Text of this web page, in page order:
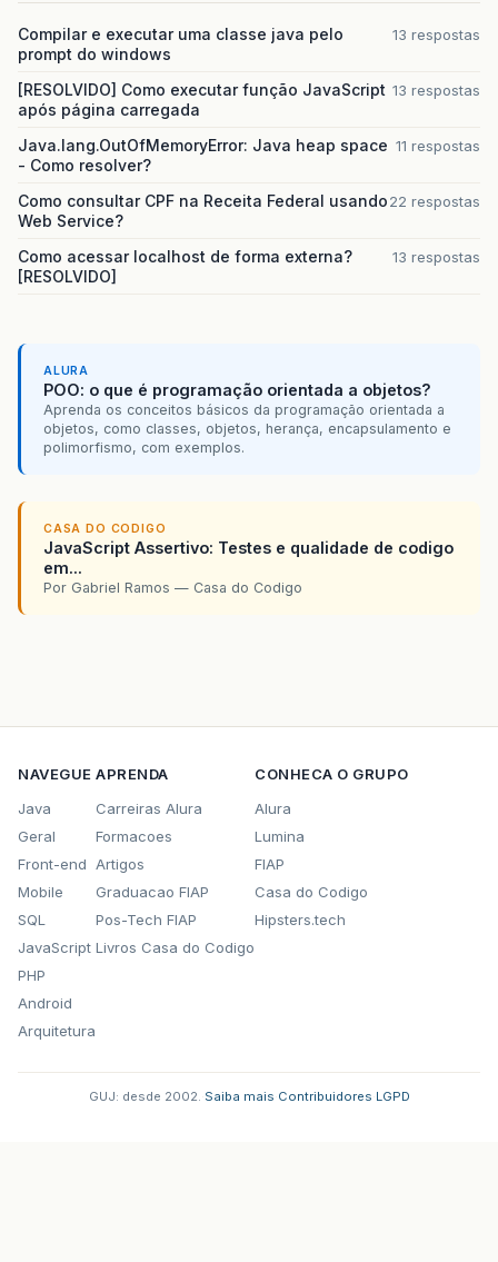
Compilar e executar uma classe java pelo
prompt do windows
13 respostas
[RESOLVIDO] Como executar função JavaScript
após página carregada
13 respostas
Java.lang.OutOfMemoryError: Java heap space
- Como resolver?
11 respostas
Como consultar CPF na Receita Federal usando
Web Service?
22 respostas
Como acessar localhost de forma externa?
[RESOLVIDO]
13 respostas
ALURA
POO: o que é programação orientada a objetos?
Aprenda os conceitos básicos da programação orientada a
objetos, como classes, objetos, herança, encapsulamento e
polimorfismo, com exemplos.
CASA DO CODIGO
JavaScript Assertivo: Testes e qualidade de codigo
em...
Por Gabriel Ramos — Casa do Codigo
NAVEGUE
Java
Geral
Front-end
Mobile
SQL
JavaScript
PHP
Android
Arquitetura
APRENDA
Carreiras Alura
Formacoes
Artigos
Graduacao FIAP
Pos-Tech FIAP
Livros Casa do Codigo
CONHECA O GRUPO
Alura
Lumina
FIAP
Casa do Codigo
Hipsters.tech
GUJ: desde 2002. Saiba mais Contribuidores LGPD